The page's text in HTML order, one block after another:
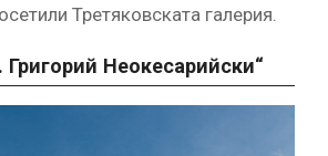
Третяковската галерия.
Григорий Неокесарийски“